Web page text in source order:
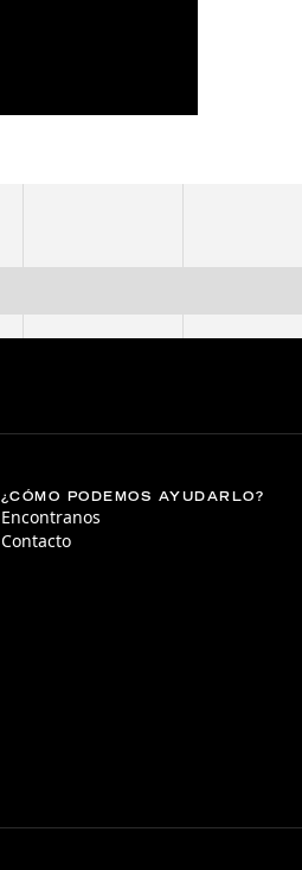
¿CÓMO PODEMOS AYUDARLO?
Encontranos
Contacto